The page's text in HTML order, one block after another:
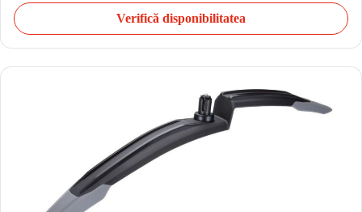
Verifică disponibilitatea